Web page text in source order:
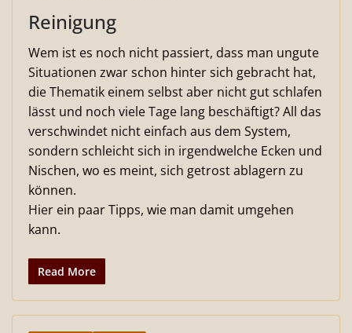
Reinigung
Wem ist es noch nicht passiert, dass man ungute
Situationen zwar schon hinter sich gebracht hat,
die Thematik einem selbst aber nicht gut schlafen
lässt und noch viele Tage lang beschäftigt? All das
verschwindet nicht einfach aus dem System,
sondern schleicht sich in irgendwelche Ecken und
Nischen, wo es meint, sich getrost ablagern zu
können.
Hier ein paar Tipps, wie man damit umgehen
kann.
Read More